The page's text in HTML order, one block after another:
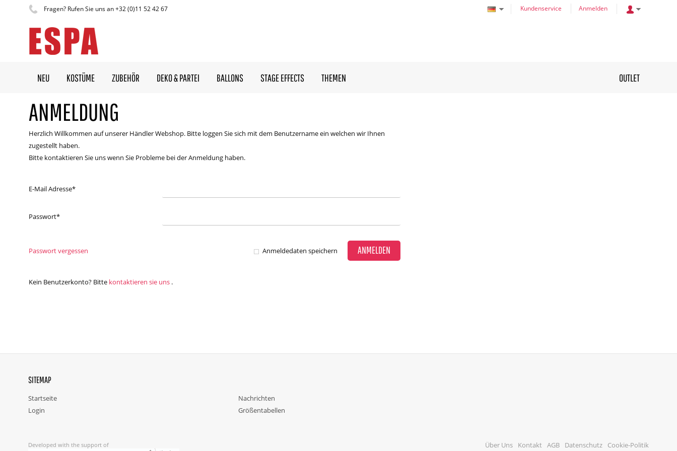
Fragen? Rufen Sie uns an +32 (0)11 52 42 67 Kundenservice Anmelden
NEU KOSTÜME ZUBEHÖR DEKO & PARTEI BALLONS STAGE EFFECTS THEMEN OUTLET
ANMELDUNG
Herzlich Willkommen auf unserer Händler Webshop. Bitte loggen Sie sich mit dem Benutzername ein welchen wir Ihnen
zugestellt haben.
Bitte kontaktieren Sie uns wenn Sie Probleme bei der Anmeldung haben.
E-Mail Adresse*
Passwort*
Passwort vergessen Anmeldedaten speichern ANMELDEN
Kein Benutzerkonto? Bitte kontaktieren sie uns .
SITEMAP
Startseite
Login
Nachrichten
Größentabellen
Developed with the support of Über Uns Kontakt AGB Datenschutz Cookie-Politik